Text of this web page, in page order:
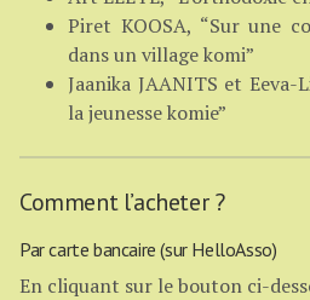
Piret KOOSA, “Sur une
dans un village komi”
Jaanika JAANITS et Eeva-
la jeunesse komie”
Comment l’acheter ?
Par carte bancaire (sur HelloAsso)
En cliquant sur le bouton ci-